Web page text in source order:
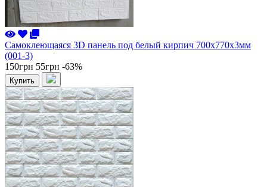
Самоклеющаяся 3D панель под белый кирпич 700x770x3мм
(001-3)
150грн 55грн -63%
Купить